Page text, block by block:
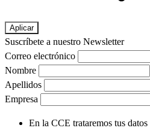
Suscríbete a nuestro Newsletter
Correo electrónico
Nombre
Apellidos
Empresa
En la CCE trataremos tus